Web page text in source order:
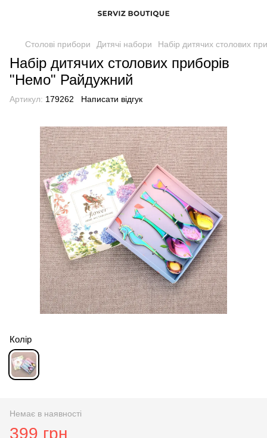
Столові прибори Дитячі набори Набір дитячих столових
Набір дитячих столових приборів
"Немо" Райдужний
Артикул: 179262 Написати відгук
Колір
Немає в наявності
399 грн